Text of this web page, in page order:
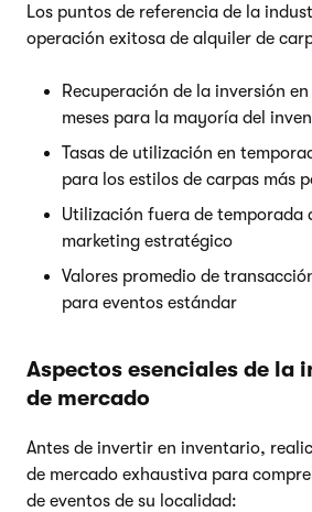
Los puntos de referencia de la
operación exitosa de alquiler de
Recuperación de la inversión
meses para la mayoría del
Tasas de utilización en
para los estilos de carpas más
Utilización fuera de temporada
marketing estratégico
Valores promedio de
para eventos estándar
Aspectos esenciales de la
de mercado
Antes de invertir en inventario,
de mercado exhaustiva para
de eventos de su localidad: